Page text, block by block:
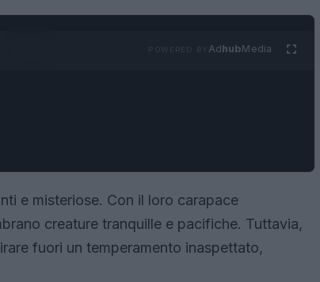
AdhubMedia
e misteriose. Con il loro carapace
creature tranquille e pacifiche. Tuttavia,
fuori un temperamento inaspettato,